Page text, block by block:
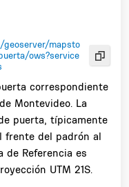
mapsto
ows?service
correspondiente
Montevideo. La
puerta, típicamente
frente del padrón al
de Referencia es
UTM 21S.